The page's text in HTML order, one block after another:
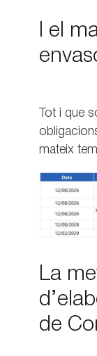
I el
Tot i que
mateix
La
de